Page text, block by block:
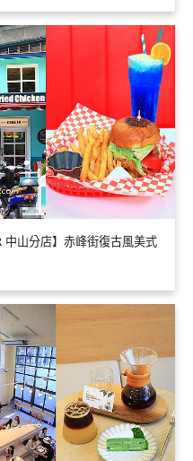
中山分店】赤峰街復古風美式